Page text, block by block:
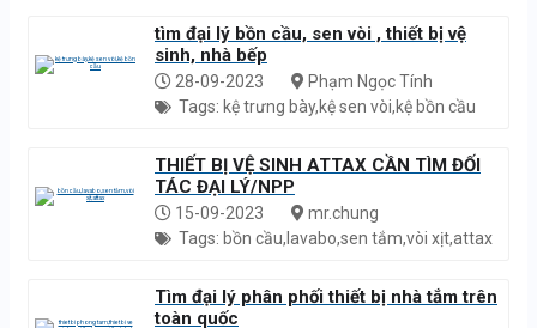
tìm đại lý bồn cầu, sen vòi , thiết bị vệ
sinh, nhà bếp
28-09-2023
Phạm Ngọc Tính
Tags: kệ trưng bày,kệ sen vòi,kệ bồn cầu
THIẾT BỊ VỆ SINH ATTAX CẦN TÌM ĐỐI
TÁC ĐẠI LÝ/NPP
15-09-2023
mr.chung
Tags: bồn cầu,lavabo,sen tắm,vòi xịt,attax
Tìm đại lý phân phối thiết bị nhà tắm trên
toàn quốc